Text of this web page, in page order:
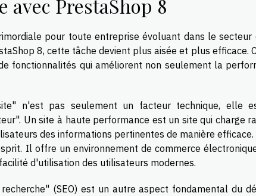
PrestaShop 8
pour toute entreprise évoluant dans le secteur
8, cette tâche devient plus aisée et plus efficace.
fonctionnalités qui améliorent non seulement la
n'est pas seulement un facteur technique, elle
Un site à haute performance est un site qui charge
des informations pertinentes de manière efficace.
Il offre un environnement de commerce
d'utilisation des utilisateurs modernes.
(SEO) est un autre aspect fondamental du